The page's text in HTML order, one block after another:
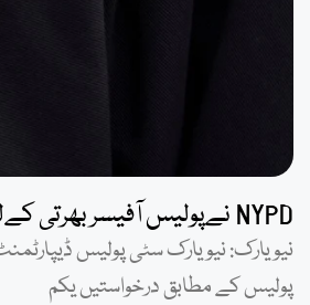
NYPD نےپولیس آفیسر بھرتی کےلیےرجسٹریشن شروع کر دی
پولیس کے مطابق درخواستیں یکم